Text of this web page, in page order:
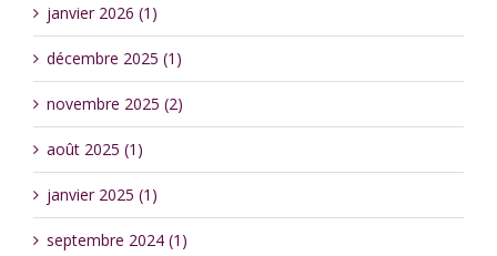
janvier 2026 (1)
décembre 2025 (1)
novembre 2025 (2)
août 2025 (1)
janvier 2025 (1)
septembre 2024 (1)